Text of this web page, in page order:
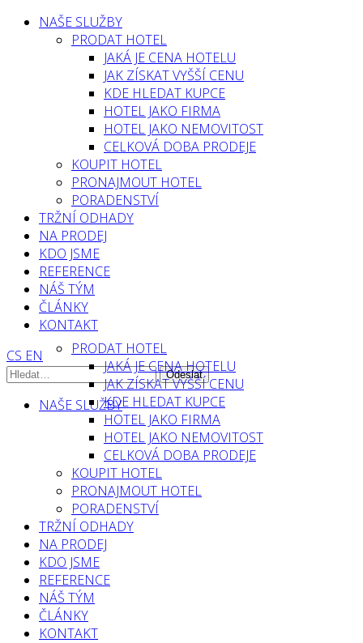
NAŠE SLUŽBY
PRODAT HOTEL
JAKÁ JE CENA HOTELU
JAK ZÍSKAT VYŠŠÍ CENU
KDE HLEDAT KUPCE
HOTEL JAKO FIRMA
HOTEL JAKO NEMOVITOST
CELKOVÁ DOBA PRODEJE
KOUPIT HOTEL
PRONAJMOUT HOTEL
PORADENSTVÍ
TRŽNÍ ODHADY
NA PRODEJ
KDO JSME
REFERENCE
NÁŠ TÝM
ČLÁNKY
KONTAKT
CS EN
NAŠE SLUŽBY
PRODAT HOTEL
JAKÁ JE CENA HOTELU
JAK ZÍSKAT VYŠŠÍ CENU
KDE HLEDAT KUPCE
HOTEL JAKO FIRMA
HOTEL JAKO NEMOVITOST
CELKOVÁ DOBA PRODEJE
KOUPIT HOTEL
PRONAJMOUT HOTEL
PORADENSTVÍ
TRŽNÍ ODHADY
NA PRODEJ
KDO JSME
REFERENCE
NÁŠ TÝM
ČLÁNKY
KONTAKT